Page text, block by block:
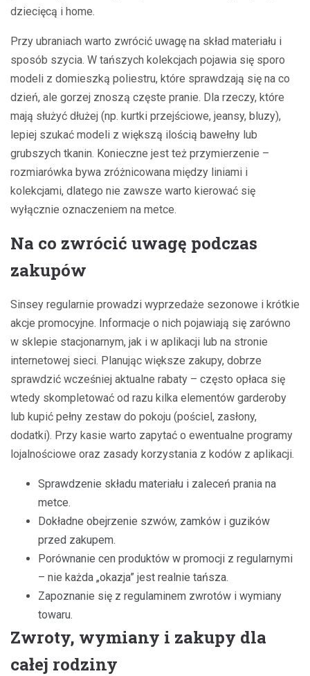
dziecięcą i home.
Przy ubraniach warto zwrócić uwagę na skład materiału i
sposób szycia. W tańszych kolekcjach pojawia się sporo
modeli z domieszką poliestru, które sprawdzają się na co
dzień, ale gorzej znoszą częste pranie. Dla rzeczy, które
mają służyć dłużej (np. kurtki przejściowe, jeansy, bluzy),
lepiej szukać modeli z większą ilością bawełny lub
grubszych tkanin. Konieczne jest też przymierzenie –
rozmiarówka bywa zróżnicowana między liniami i
kolekcjami, dlatego nie zawsze warto kierować się
wyłącznie oznaczeniem na metce.
Na co zwrócić uwagę podczas
zakupów
Sinsey regularnie prowadzi wyprzedaże sezonowe i krótkie
akcje promocyjne. Informacje o nich pojawiają się zarówno
w sklepie stacjonarnym, jak i w aplikacji lub na stronie
internetowej sieci. Planując większe zakupy, dobrze
sprawdzić wcześniej aktualne rabaty – często opłaca się
wtedy skompletować od razu kilka elementów garderoby
lub kupić pełny zestaw do pokoju (pościel, zasłony,
dodatki). Przy kasie warto zapytać o ewentualne programy
lojalnościowe oraz zasady korzystania z kodów z aplikacji.
Sprawdzenie składu materiału i zaleceń prania na
metce.
Dokładne obejrzenie szwów, zamków i guzików
przed zakupem.
Porównanie cen produktów w promocji z regularnymi
– nie każda „okazja” jest realnie tańsza.
Zapoznanie się z regulaminem zwrotów i wymiany
towaru.
Zwroty, wymiany i zakupy dla
całej rodziny